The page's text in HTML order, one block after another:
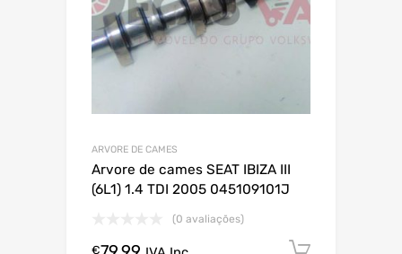
ARVORE DE CAMES
Arvore de cames SEAT IBIZA III
(6L1) 1.4 TDI 2005 045109101J
(0 avaliações)
€